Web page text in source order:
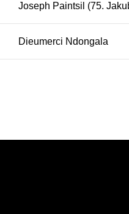
Joseph Paintsil (75.
Dieumerci Ndongala